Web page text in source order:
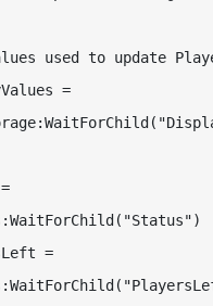
used to update
=
=